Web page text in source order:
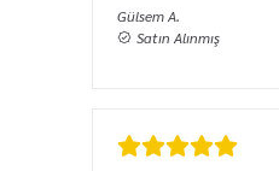
GülsemA.
Satın Alınmış